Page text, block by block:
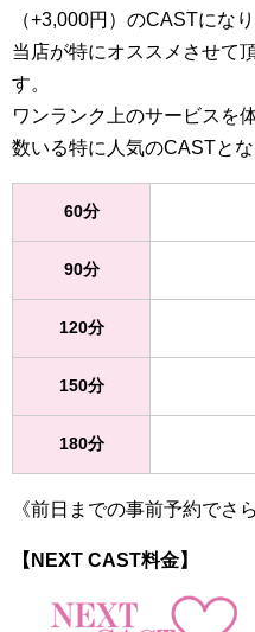
（+3,000円）のCASTになり
当店が特にオススメさせて
す。
ワンランク上のサービスを
数いる特に人気のCASTとな
60分
90分
120分
150分
180分
《前日までの事前予約でさ
【NEXT CAST料金】